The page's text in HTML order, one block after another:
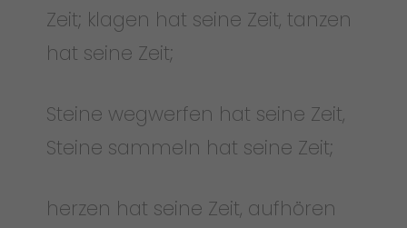
Zeit; klagen hat seine Zeit, tanzen
hat seine Zeit;
Steine wegwerfen hat seine Zeit,
Steine sammeln hat seine Zeit;
herzen hat seine Zeit, aufhören